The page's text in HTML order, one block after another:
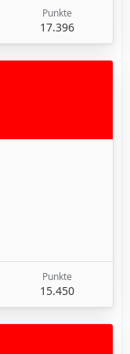
Punkte
17.396
Punkte
15.450